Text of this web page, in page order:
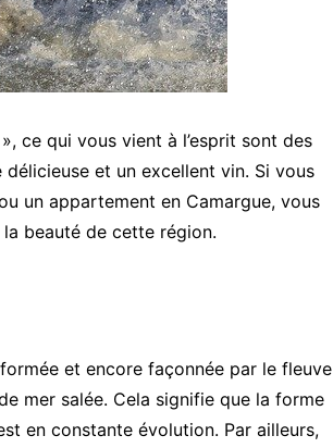
ce qui vous vient à l’esprit sont des
et un excellent vin. Si vous
un appartement en Camargue, vous
beauté de cette région.
et encore façonnée par le fleuve
mer salée. Cela signifie que la forme
en constante évolution. Par ailleurs,